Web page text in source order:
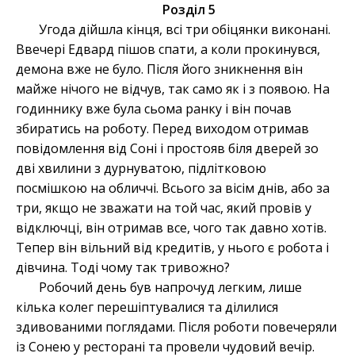
Розділ 5
Угода дійшла кінця, всі три обіцянки виконані.
Ввечері Едвард пішов спати, а коли прокинувся,
демона вже не було. Після його зникнення він
майже нічого не відчув, так само як і з появою. На
годиннику вже була сьома ранку і він почав
збиратись на роботу. Перед виходом отримав
повідомлення від Соні і простояв біля дверей зо
дві хвилини з дурнуватою, підлітковою
посмішкою на обличчі. Всього за вісім днів, або за
три, якщо не зважати на той час, який провів у
відключці, він отримав все, чого так давно хотів.
Тепер він вільний від кредитів, у нього є робота і
дівчина. Тоді чому так тривожно?
Робочий день був напрочуд легким, лише
кілька колег перешіптувалися та ділилися
здивованими поглядами. Після роботи повечеряли
із Сонею у ресторані та провели чудовий вечір.